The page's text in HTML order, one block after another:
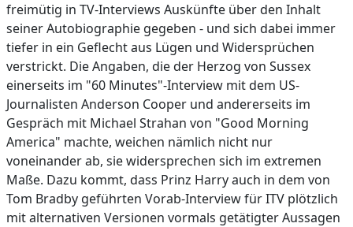
freimütig in TV-Interviews Auskünfte über den Inhalt
seiner Autobiographie gegeben - und sich dabei immer
tiefer in ein Geflecht aus Lügen und Widersprüchen
verstrickt. Die Angaben, die der Herzog von Sussex
einerseits im "60 Minutes"-Interview mit dem US-
Journalisten Anderson Cooper und andererseits im
Gespräch mit Michael Strahan von "Good Morning
America" machte, weichen nämlich nicht nur
voneinander ab, sie widersprechen sich im extremen
Maße. Dazu kommt, dass Prinz Harry auch in dem von
Tom Bradby geführten Vorab-Interview für ITV plötzlich
mit alternativen Versionen vormals getätigter Aussagen